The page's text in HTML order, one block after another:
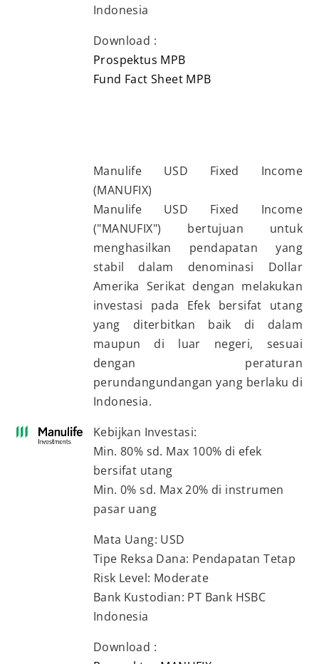
Indonesia
Download :
Prospektus MPB
Fund Fact Sheet MPB
Manulife USD Fixed Income
(MANUFIX)
Manulife USD Fixed Income
("MANUFIX") bertujuan untuk
menghasilkan pendapatan yang
stabil dalam denominasi Dollar
Amerika Serikat dengan melakukan
investasi pada Efek bersifat utang
yang diterbitkan baik di dalam
maupun di luar negeri, sesuai
dengan peraturan
perundangundangan yang berlaku di
Indonesia.
Kebijkan Investasi:
Min. 80% sd. Max 100% di efek
bersifat utang
Min. 0% sd. Max 20% di instrumen
pasar uang
Mata Uang: USD
Tipe Reksa Dana: Pendapatan Tetap
Risk Level: Moderate
Bank Kustodian: PT Bank HSBC
Indonesia
Download :